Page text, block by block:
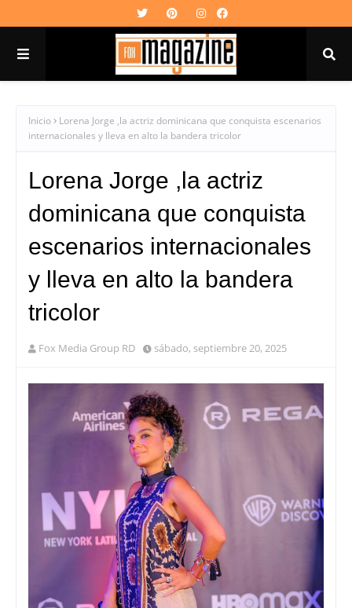
Inicio
Lorena Jorge ,la actriz dominicana que conquista escenarios
internacionales y lleva en alto la bandera tricolor
Lorena Jorge ,la actriz
dominicana que conquista
escenarios internacionales
y lleva en alto la bandera
tricolor
Fox Media Group RD sábado, septiembre 20, 2025